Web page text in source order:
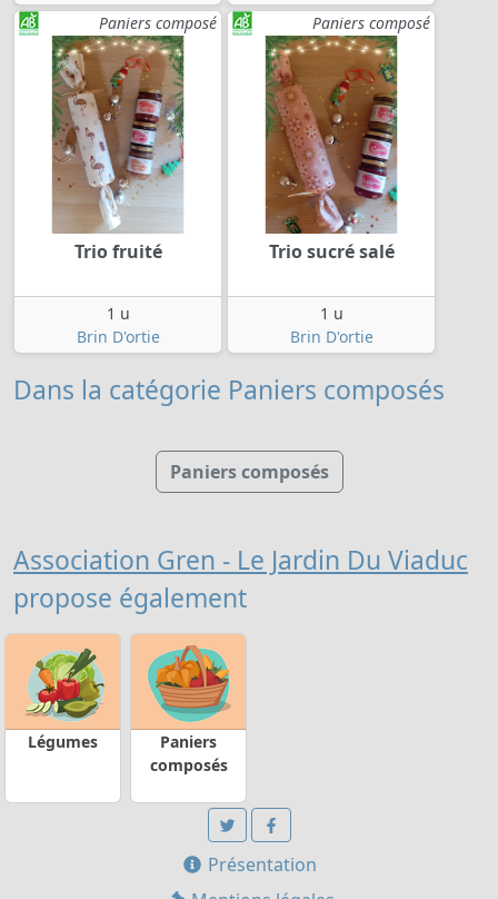
Paniers composé
Trio fruité
1 u
Brin D'ortie
Paniers composé
Trio sucré salé
1 u
Brin D'ortie
Dans la catégorie Paniers composés
Paniers composés
Association Gren - Le Jardin Du Viaduc
propose également
Légumes
Paniers
composés
Présentation